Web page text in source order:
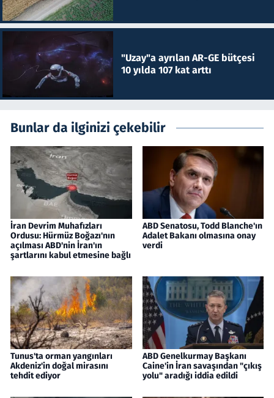
"Uzay"a ayrılan AR-GE bütçesi
10 yılda 107 kat arttı
Bunlar da ilginizi çekebilir
İran Devrim Muhafızları
Ordusu: Hürmüz Boğazı'nın
açılması ABD'nin İran'ın
şartlarını kabul etmesine bağlı
ABD Senatosu, Todd Blanche'ın
Adalet Bakanı olmasına onay
verdi
Tunus'ta orman yangınları
Akdeniz'in doğal mirasını
tehdit ediyor
ABD Genelkurmay Başkanı
Caine'in İran savaşından "çıkış
yolu" aradığı iddia edildi